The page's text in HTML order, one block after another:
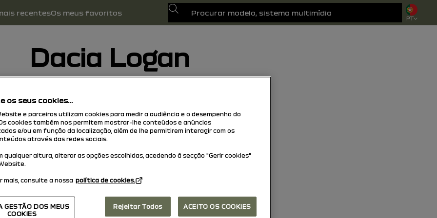
recentesOs meus favoritos
Busca
PT
Dacia Logan
os seus cookies…
e parceiros utilizam cookies para medir a audiência e o desempenho do
cookies também nos permitem mostrar-lhe conteúdos e anúncios
e/ou em função da localização, além de lhe permitirem interagir com os
através das redes sociais.
qualquer altura, alterar as opções escolhidas, acedendo à secção "Gerir cookies"
mais, consulte a nossa política de cookies.
Rejeitar Todos ACEITO OS COOKIES
GESTÃO DOS MEUS
COOKIES